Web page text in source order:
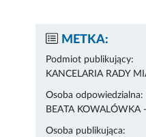
METKA:
Podmiot publikujący:
KANCELARIA RADY
Osoba odpowiedzialna:
BEATA KOWALÓWKA
Osoba publikująca: